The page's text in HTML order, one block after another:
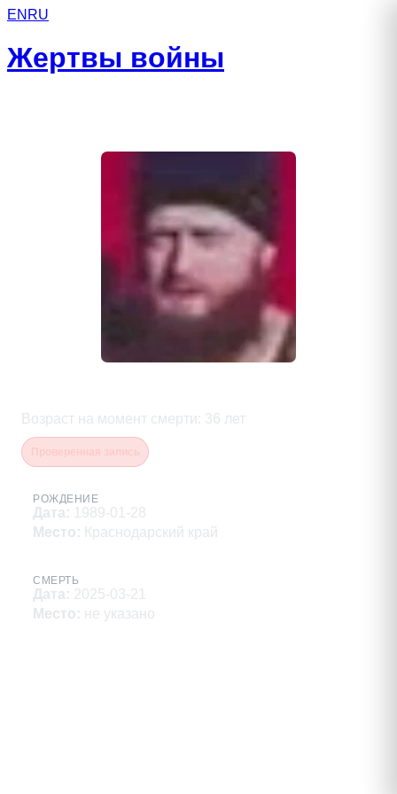
EN RU
Жертвы войны
Возраст на момент смерти : 36 лет
РОЖДЕНИЕ
Дата: 1989-01-28
Место: Краснодарский край
СМЕРТЬ
Дата: 2025-03-21
Место: не указано